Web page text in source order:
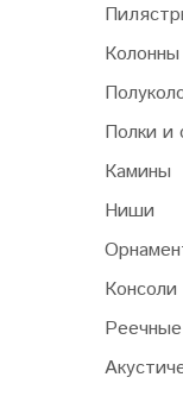
Колонны
Полки и
Камины
Ниши
Консоли